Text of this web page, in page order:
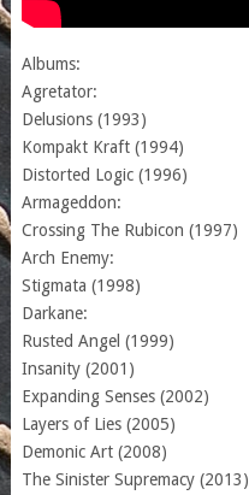
Albums:
Agretator:
Delusions (1993)
Kompakt Kraft (1994)
Distorted Logic (1996)
Armageddon:
Crossing The Rubicon (1997)
Arch Enemy:
Stigmata (1998)
Darkane:
Rusted Angel (1999)
Insanity (2001)
Expanding Senses (2002)
Layers of Lies (2005)
Demonic Art (2008)
The Sinister Supremacy (2013)